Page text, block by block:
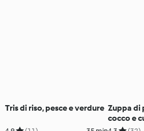
Tris di riso, pesce e verdure Zuppa di
cocco e